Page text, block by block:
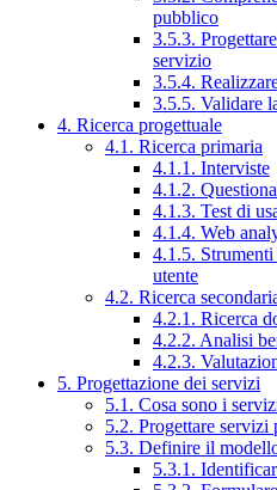
pubblico
3.5.3.
servizio
3.5.4.
3.5.5. Validare
4. Ricerca progettuale
4.1. Ricerca primaria
4.1.1. Interviste
4.1.2.
4.1.3. Test di
4.1.4. Web
4.1.5. Strumenti
utente
4.2. Ricerca
4.2.1. Ricerca
4.2.2. Analisi
4.2.3.
5. Progettazione dei servizi
5.1. Cosa sono i
5.2. Progettare
5.3. Definire il
5.3.1.